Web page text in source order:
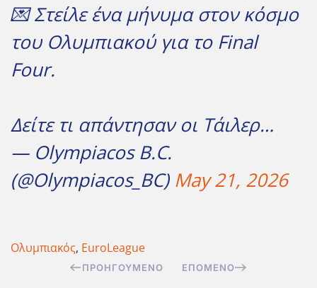
💌 Στείλε ένα μήνυμα στον κόσμο
του Ολυμπιακού για το Final
Four.
Δείτε τι απάντησαν οι Τάιλερ…
— Olympiacos B.C.
(@Olympiacos_BC) May 21, 2026
Ολυμπιακός, EuroLeague
ΠΡΟΗΓΟΎΜΕΝΟ ΕΠΌΜΕΝΟ